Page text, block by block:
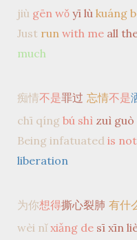
jiù gēn wǒ yī lù kuáng
Just run with me all
much
痴情不是罪过 忘情不是
chī qíng bú shì zuì guò
Being infatuated is not
liberation
为你想得撕心裂肺 有什
wèi nǐ xiǎng de sī xīn